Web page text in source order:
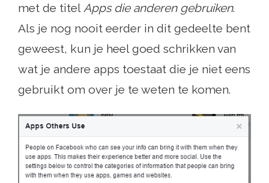
met de titel Apps die anderen gebruiken.
Als je nog nooit eerder in dit gedeelte bent
geweest, kun je heel goed schrikken van
wat je andere apps toestaat die je niet eens
gebruikt om over je te weten te komen.